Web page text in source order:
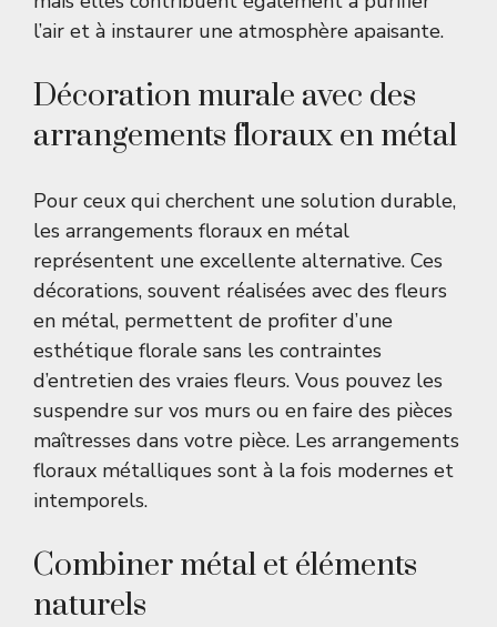
l’air et à instaurer une atmosphère apaisante.
Décoration murale avec des
arrangements floraux en métal
Pour ceux qui cherchent une solution durable,
les arrangements floraux en métal
représentent une excellente alternative. Ces
décorations, souvent réalisées avec des fleurs
en métal, permettent de profiter d’une
esthétique florale sans les contraintes
d’entretien des vraies fleurs. Vous pouvez les
suspendre sur vos murs ou en faire des pièces
maîtresses dans votre pièce. Les arrangements
floraux métalliques sont à la fois modernes et
intemporels.
Combiner métal et éléments
naturels